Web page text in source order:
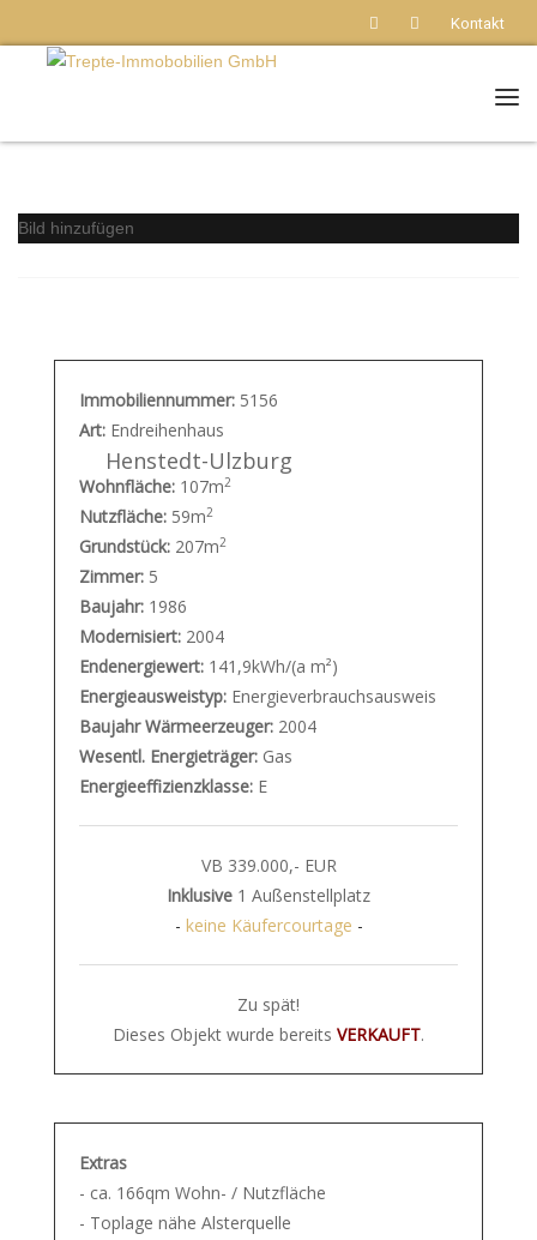
Kontakt
Bild hinzufügen
Immobiliennummer: 5156
Art: Endreihenhaus
Henstedt-Ulzburg
Wohnfläche: 107m2
Nutzfläche: 59m2
Grundstück: 207m2
Zimmer: 5
Baujahr: 1986
Modernisiert: 2004
Endenergiewert: 141,9kWh/(a m²)
Energieausweistyp: Energieverbrauchsausweis
Baujahr Wärmeerzeuger: 2004
Wesentl. Energieträger: Gas
Energieeffizienzklasse: E
VB 339.000,- EUR
Inklusive 1 Außenstellplatz
- keine Käufercourtage -
Zu spät!
Dieses Objekt wurde bereits VERKAUFT.
Extras
- ca. 166qm Wohn- / Nutzfläche
- Toplage nähe Alsterquelle